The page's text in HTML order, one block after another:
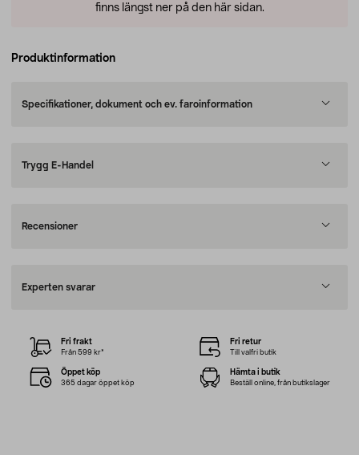
finns längst ner på den här sidan.
Produktinformation
Specifikationer, dokument och ev. faroinformation
Trygg E-Handel
Recensioner
Experten svarar
Fri frakt
Från 599 kr*
Fri retur
Till valfri butik
Öppet köp
365 dagar öppet köp
Hämta i butik
Beställ online, från butikslager